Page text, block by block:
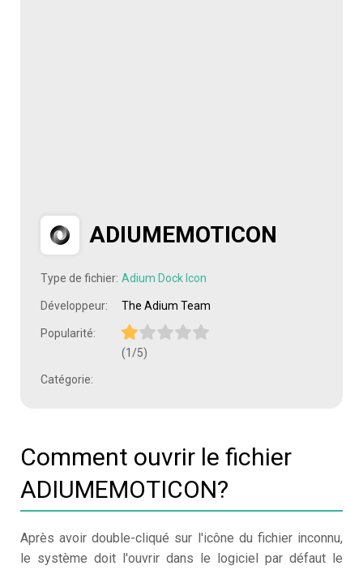
ADIUMEMOTICON
Type de fichier: Adium Dock Icon
Développeur: The Adium Team
Popularité:
(1/5)
Catégorie:
Comment ouvrir le fichier
ADIUMEMOTICON?
Après avoir double-cliqué sur l'icône du fichier inconnu,
le système doit l'ouvrir dans le logiciel par défaut le